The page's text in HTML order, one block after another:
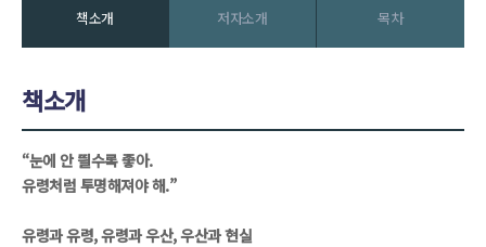
책소개 저자소개 목차
책소개
“눈에 안 띌수록 좋아.
유령처럼 투명해져야 해.”
유령과 유령, 유령과 우산, 우산과 현실